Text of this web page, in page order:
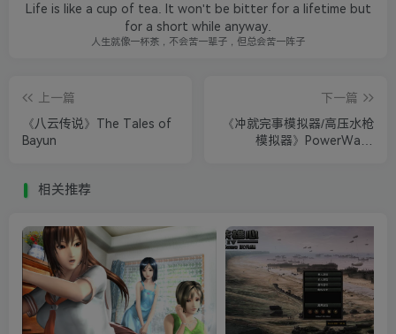
Life is like a cup of tea. It won't be bitter for a lifetime but
for a short while anyway.
人生就像一杯茶，不会苦一辈子，但总会苦一阵子
上一篇
《八云传说》The Tales of
Bayun
下一篇
《冲就完事模拟器/高压水枪
模拟器》PowerWash
相关推荐